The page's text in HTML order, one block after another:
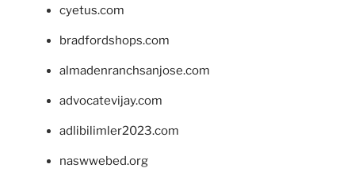
cyetus.com
bradfordshops.com
almadenranchsanjose.com
advocatevijay.com
adlibilimler2023.com
naswwebed.org